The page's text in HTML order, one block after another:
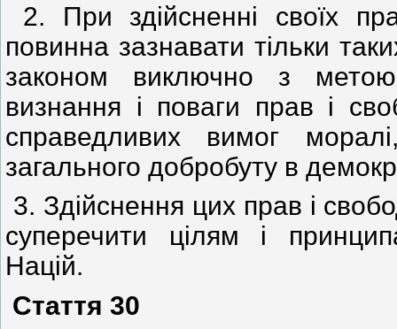
2. При здійсненні своїх
повинна зазнавати тільки
законом виключно з метою
визнання і поваги прав і
справедливих вимог
загального добробуту в
3. Здійснення цих прав і
суперечити цілям і
Націй.
Стаття 30